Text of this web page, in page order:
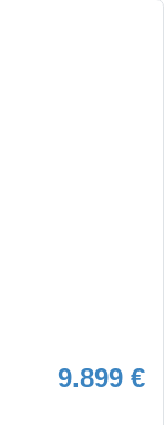
9.899 €